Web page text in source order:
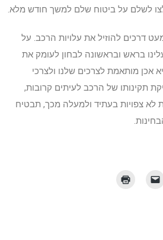
לשלם על ביטוח שלם למשך חודש מלא.
דרכים להוזיל את עלויות הרכב. על
בראש ובראשונה לבחון לעומק את
אכן מותאמת לצרכים שלנו ולצרכי
תקינותו של הרכב לעיתים קרובות,
לא צפויות בעתיד ולמעלה מכך, תבטיח
ללחוץ